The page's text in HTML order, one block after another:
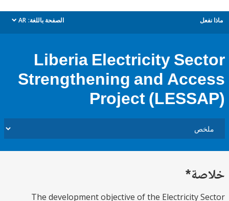
الصفحة باللغة: AR
dropdown
Liberia Electricity
Strengthening and
Project
The development objective of the Electricity